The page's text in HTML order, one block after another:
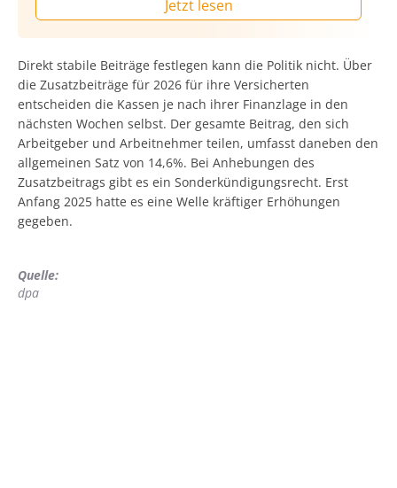
Jetzt lesen
Direkt stabile Beiträge festlegen kann die Politik nicht. Über
die Zusatzbeiträge für 2026 für ihre Versicherten
entscheiden die Kassen je nach ihrer Finanzlage in den
nächsten Wochen selbst. Der gesamte Beitrag, den sich
Arbeitgeber und Arbeitnehmer teilen, umfasst daneben den
allgemeinen Satz von 14,6%. Bei Anhebungen des
Zusatzbeitrags gibt es ein Sonderkündigungsrecht. Erst
Anfang 2025 hatte es eine Welle kräftiger Erhöhungen
gegeben.
Quelle:
dpa